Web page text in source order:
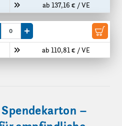
ab 137,16 € / VE
ab 110,81 € / VE
um eine VE reduzieren
Menge um eine VE erhöhen
–